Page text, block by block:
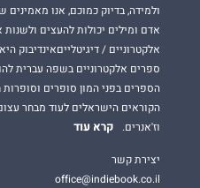
ולמידה, בדיוק כמוכם, אנו
אדם ומילים יכולות להעצים
אלקטרוניים / דיגיטלייםאינדיבוק
ספרים אלקטרוניים בשפה עברית
הספרים בפני המון סופרים
הקוראים הישראלים לעוד מבחר
וז'אנרים.
קרא עוד
יצירת קשר
office@indiebook.co.il